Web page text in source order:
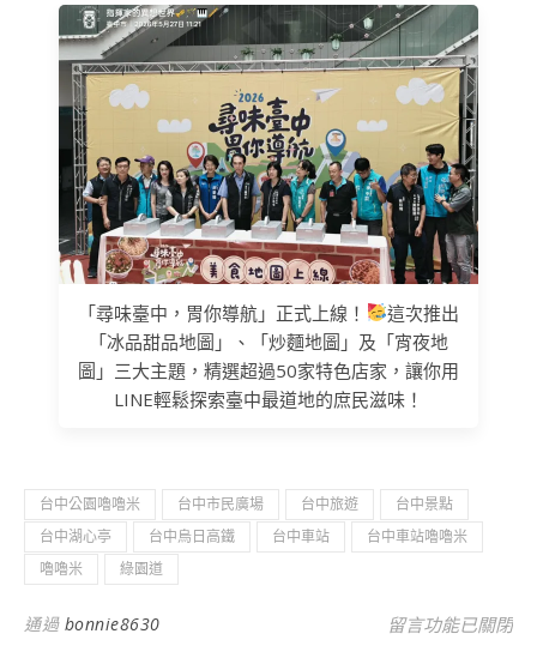
「尋味臺中，胃你導航」正式上線！
這次推出
「冰品甜品地圖」、「炒麵地圖」及「宵夜地
圖」三大主題，精選超過50家特色店家，讓你用
LINE輕鬆探索臺中最道地的庶民滋味！
台中公園嚕嚕米 台中市民廣場 台中旅遊
台中景點
台中湖心亭
台中烏日高鐵 台中車站
台中車站嚕嚕米
嚕嚕米
綠園道
通過 bonnie8630 在〈台中旅遊-嚕
留言功能已關閉